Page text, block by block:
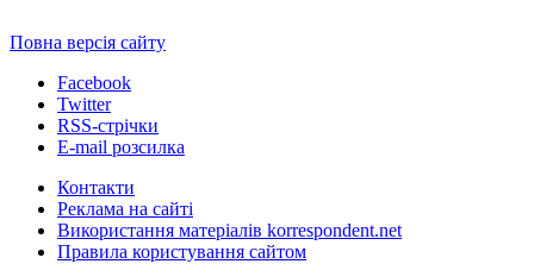
Повна версія сайту
Facebook
Twitter
RSS-стрічки
E-mail розсилка
Контакти
Реклама на сайті
Використання матеріалів korrespondent.net
Правила користування сайтом